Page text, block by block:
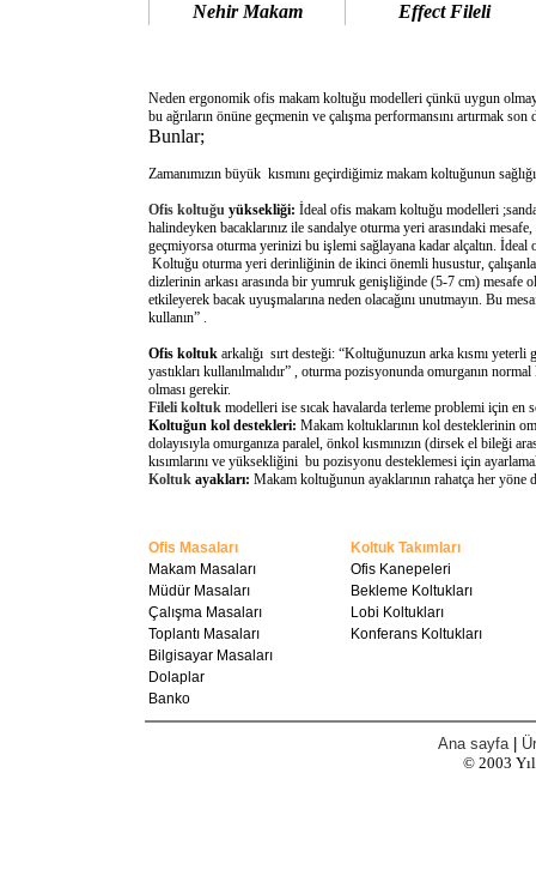
Nehir Makam Effect Fileli
Neden ergonomik ofis makam koltuğu modelleri çünkü uygun
bu ağrıların önüne geçmenin ve çalışma performansını artırmak
Bunlar;
Zamanımızın büyük kısmını geçirdiğimiz makam koltuğunun
Ofis koltuğu yüksekliği: İdeal ofis makam koltuğu modelleri
halindeyken bacaklarınız ile sandalye oturma yeri arasındaki
geçmiyorsa oturma yerinizi bu işlemi sağlayana kadar alçaltın.
Koltuğu oturma yeri derinliğinin de ikinci önemli husustur,
dizlerinin arkası arasında bir yumruk genişliğinde (5-7 cm) mesafe
etkileyerek bacak uyuşmalarına neden olacağını unutmayın. Bu
kullanın” .
Ofis koltuk arkalığı sırt desteği: “Koltuğunuzun arka kısmı
yastıkları kullanılmalıdır” , oturma pozisyonunda omurganın
olması gerekir.
Fileli koltuk modelleri ise sıcak havalarda terleme problemi için
Koltuğun kol destekleri: Makam koltuklarının kol desteklerinin
dolayısıyla omurganıza paralel, önkol kısmınızın (dirsek el bileği
kısımlarını ve yüksekliğini bu pozisyonu desteklemesi için
Koltuk ayakları: Makam koltuğunun ayaklarının rahatça her
Ofis Masaları
Koltuk Takımları
Makam Masaları
Ofis Kanepeleri
Müdür Masaları
Bekleme Koltukları
Çalışma Masaları
Lobi Koltukları
Toplantı Masaları
Konferans Koltukları
Bilgisayar Masaları
Dolaplar
Banko
Ana sayfa
© 2003